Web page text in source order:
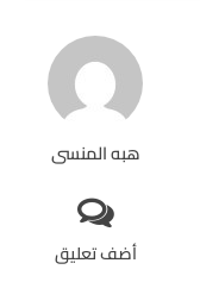
هبه المنسى
أضف تعليق